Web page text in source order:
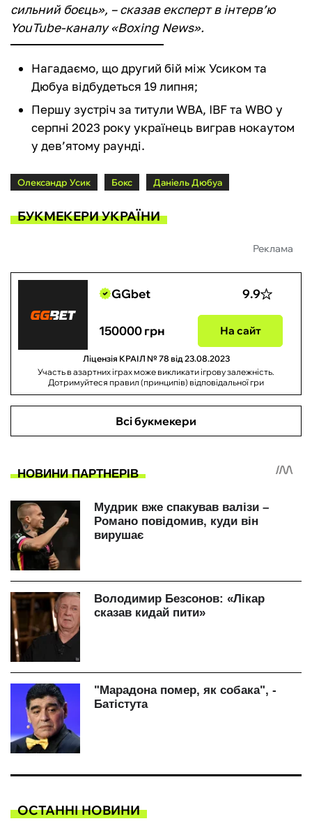
сильний боєць», – сказав експерт в інтерв’ю
YouTube-каналу «Boxing News».
Нагадаємо, що другий бій між Усиком та
Дюбуа відбудеться 19 липня;
Першу зустріч за титули WBA, IBF та WBO у
серпні 2023 року українець виграв нокаутом
у дев’ятому раунді.
Олександр Усик Бокс Даніель Дюбуа
БУКМЕКЕРИ УКРАЇНИ
Реклама
GGbet 9.9
150000 грн На сайт
Ліцензія КРАІЛ № 78 від 23.08.2023
Участь в азартних іграх може викликати ігрову залежність.
Дотримуйтеся правил (принципів) відповідальної гри
Всі букмекери
ОСТАННІ НОВИНИ